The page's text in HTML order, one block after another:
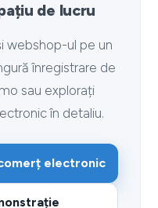
de lucru
webshop-ul pe un
înregistrare de
sau explorați
în detaliu.
electronic